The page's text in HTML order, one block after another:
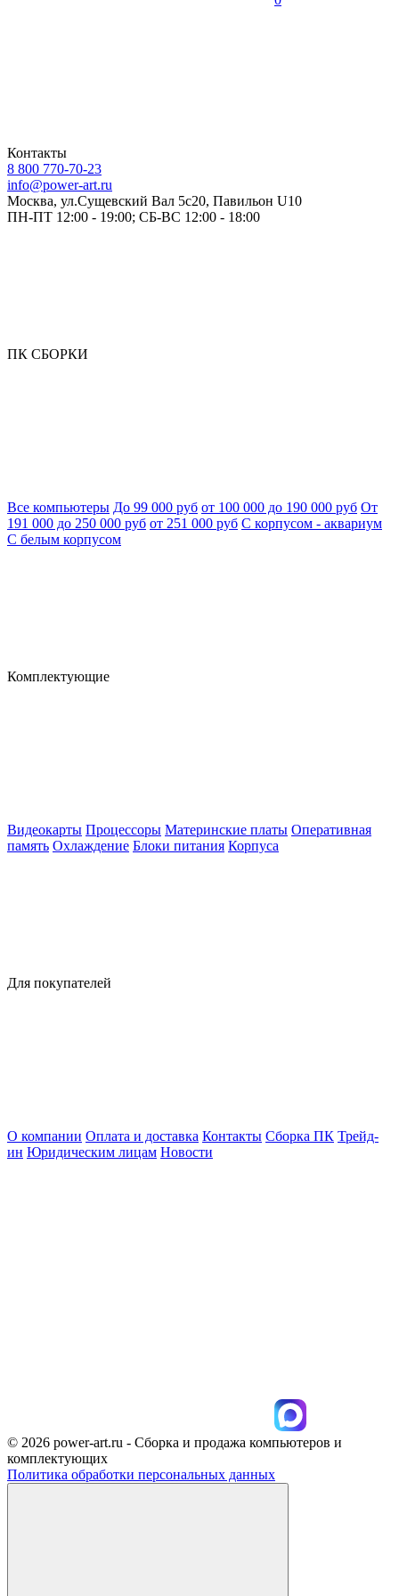
Контакты
8 800 770-70-23
info@power-art.ru
Москва, ул.Сущевский Вал 5с20, Павильон U10
ПН-ПТ 12:00 - 19:00; СБ-ВС 12:00 - 18:00
ПК СБОРКИ
Все компьютеры До 99 000 руб от 100 000 до 190 000 руб От
191 000 до 250 000 руб от 251 000 руб С корпусом - аквариум
С белым корпусом
Комплектующие
Видеокарты Процессоры Материнские платы Оперативная
память Охлаждение Блоки питания Корпуса
Для покупателей
О компании Оплата и доставка Контакты Сборка ПК Трейд-
ин Юридическим лицам Новости
© 2026 power-art.ru - Сборка и продажа компьютеров и
комплектующих
Политика обработки персональных данных